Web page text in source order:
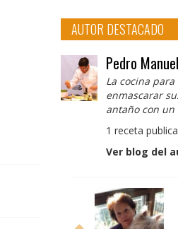
AUTOR DESTACADO
Pedro
La cocina
enmascarar
antaño con
1 receta
Ver blog del